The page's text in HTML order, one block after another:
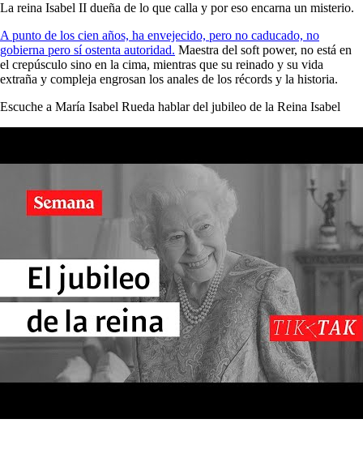
La reina Isabel II dueña de lo que calla y por eso encarna un misterio.
A punto de los cien años, ha envejecido, pero no caducado, no
gobierna pero sí ostenta autoridad. Maestra del soft power, no está en
el crepúsculo sino en la cima, mientras que su reinado y su vida
extraña y compleja engrosan los anales de los récords y la historia.
Escuche a María Isabel Rueda hablar del jubileo de la Reina Isabel